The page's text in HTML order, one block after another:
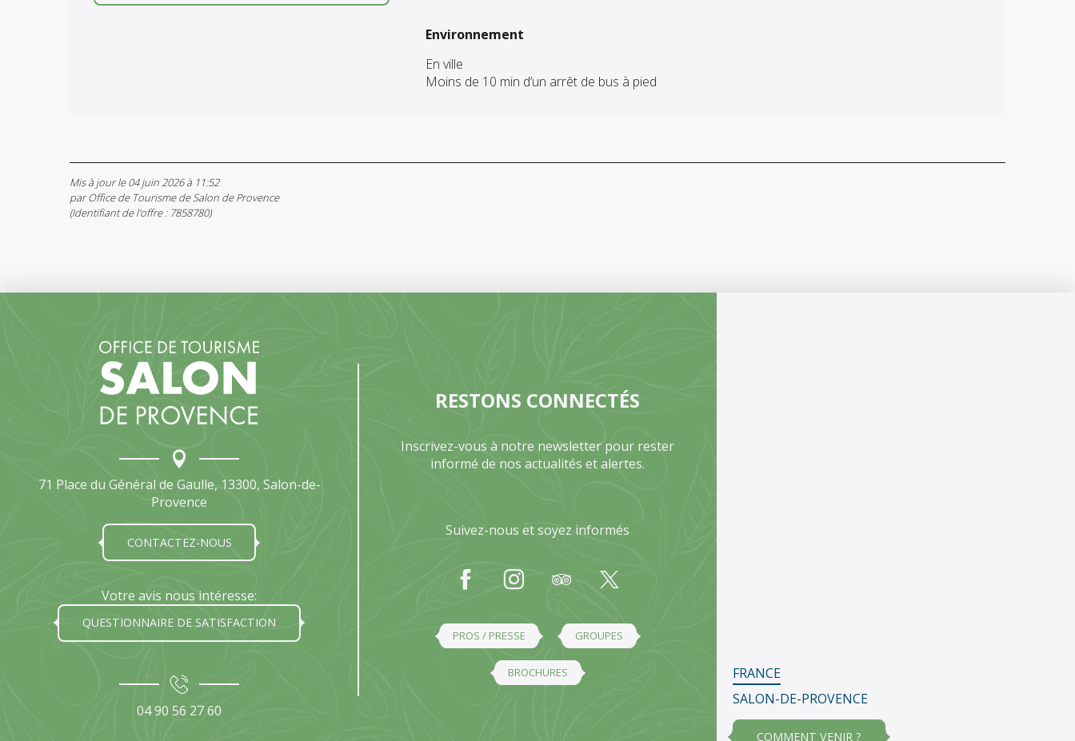
Environnement
Environnement
En ville
Moins de 10 min d’un arrêt de bus à pied
Mis à jour le 04 juin 2026 à 11:52
par Office de Tourisme de Salon de Provence
(Identifiant de l'offre : 7858780)
71 Place du Général de Gaulle, 13300, Salon-de-
Provence
CONTACTEZ-NOUS
Votre avis nous intéresse:
QUESTIONNAIRE DE SATISFACTION
04 90 56 27 60
RESTONS CONNECTÉS
Inscrivez-vous à notre newsletter pour rester
informé de nos actualités et alertes.
Suivez-nous et soyez informés
PROS / PRESSE GROUPES
BROCHURES
FRANCE
SALON-DE-PROVENCE
COMMENT VENIR ?